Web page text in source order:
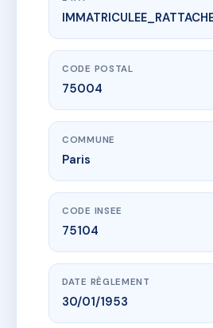
www.vme.plus/
SDC 19 BOURBON
19 qu de bourbon
CODE POSTAL
75004
COMMUNE
Paris
CODE INSEE
75104
DATE RÈGLEMENT
30/01/1953